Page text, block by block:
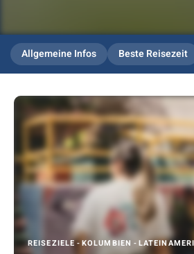
Allgemeine Infos Beste Reisezeit
REISEZIELE-KOLUMBIEN -